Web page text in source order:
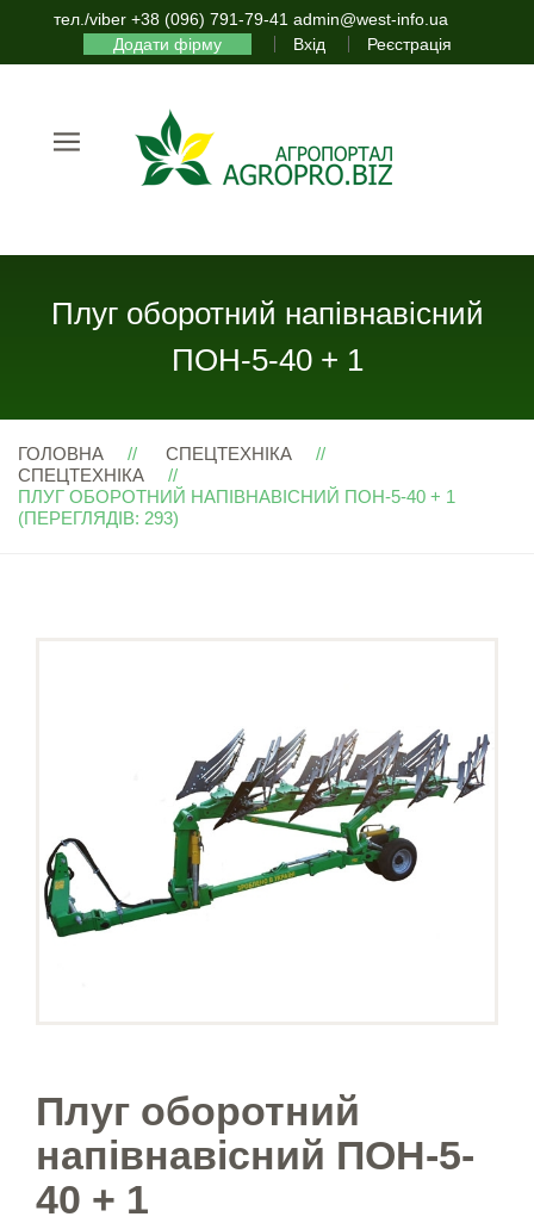
тел./viber +38 (096) 791-79-41 admin@west-info.ua
Додати фірму
Вхід Реєстрація
Плуг оборотний напівнавісний
ПОН-5-40 + 1
ГОЛОВНА
СПЕЦТЕХНІКА
СПЕЦТЕХНІКА
ПЛУГ ОБОРОТНИЙ НАПІВНАВІСНИЙ ПОН-5-40 + 1
(ПЕРЕГЛЯДІВ: 293)
Плуг оборотний
напівнавісний ПОН-5-
40 + 1